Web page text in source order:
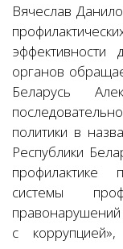
Вячеслав
эффективности
органов
Беларусь
политики в
Республики
профилактике
системы
с